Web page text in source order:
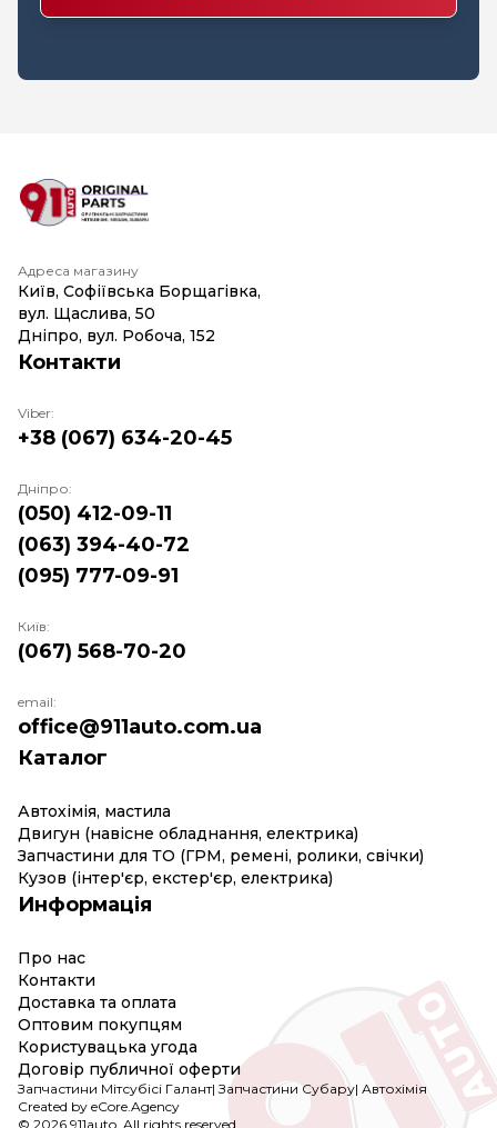
Адреса магазину
Київ, Софіївська Борщагівка,
вул. Щаслива, 50
Дніпро, вул. Робоча, 152
Каталог
Автохімія, мастила
Двигун (навісне обладнання, електрика)
Запчастини для ТО (ГРМ, ремені, ролики, свічки)
Кузов (інтер'єр, екстер'єр, електрика)
Информація
Про нас
Контакти
Доставка та оплата
Оптовим покупцям
Користувацька угода
Договір публичної оферти
Контакти
Viber:
+38 (067) 634-20-45
Дніпро:
(050) 412-09-11
(063) 394-40-72
(095) 777-09-91
Київ:
(067) 568-70-20
email:
office@911auto.com.ua
Created by eCore.Agency
Запчастини Мітсубісі Галант|Запчастини Субару| Автохімія
© 2026 911auto. All rights reserved